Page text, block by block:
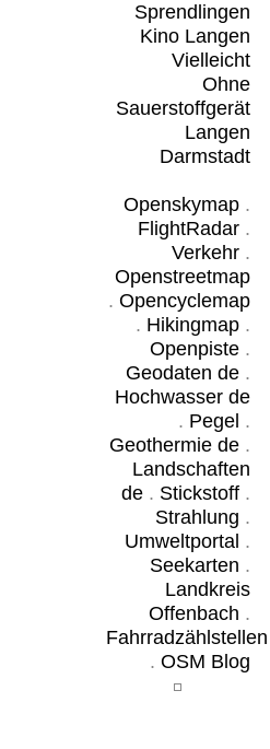
Sprendlingen
Kino Langen
Vielleicht
Ohne
Sauerstoffgerät
Langen
Darmstadt
Openskymap.
FlightRadar.
Verkehr.
Openstreetmap
. Opencyclemap
. Hikingmap.
Openpiste.
Geodaten de.
Hochwasser de
. Pegel .
Geothermie de.
Landschaften
de. Stickstoff.
Strahlung .
Umweltportal .
Seekarten .
Landkreis
Offenbach .
Fahrradzählstellen
. OSM Blog